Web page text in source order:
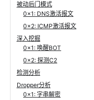
被动后门模式
0x1: DNS激活报文
0x2: ICMP激活报文
深入挖掘
0x1: 唤醒BOT
0x2: 探测C2
检测分析
Dropper分析
0x1: 字串解密